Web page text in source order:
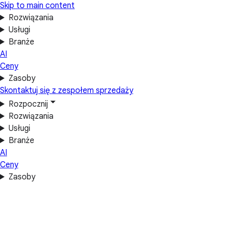
Skip to main content
Rozwiązania
Usługi
Branże
AI
Ceny
Zasoby
Skontaktuj się z zespołem sprzedaży
Rozpocznij
Rozwiązania
Usługi
Branże
AI
Ceny
Zasoby